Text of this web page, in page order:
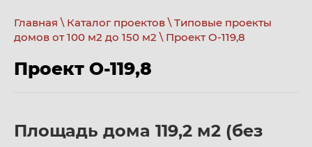
Главная \ Каталог проектов \Типовые проекты
домов от 100 м2 до 150 м2 \ Проект О-119,8
Проект О-119,8
Площадь дома 119,2 м2 (без